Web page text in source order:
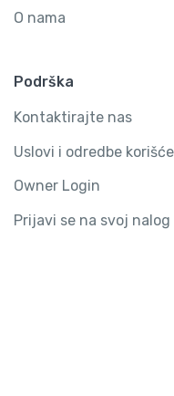
O nama
Podrška
Kontaktirajte nas
Uslovi i odredbe
Owner Login
Prijavi se na svoj nalog